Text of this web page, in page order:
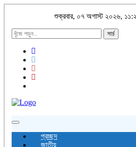
শুক্রবার, ০৭ অগাস্ট ২০২৬,
সার্চ
Toggle
navigationপ্রচ্ছদ
জাতীয়